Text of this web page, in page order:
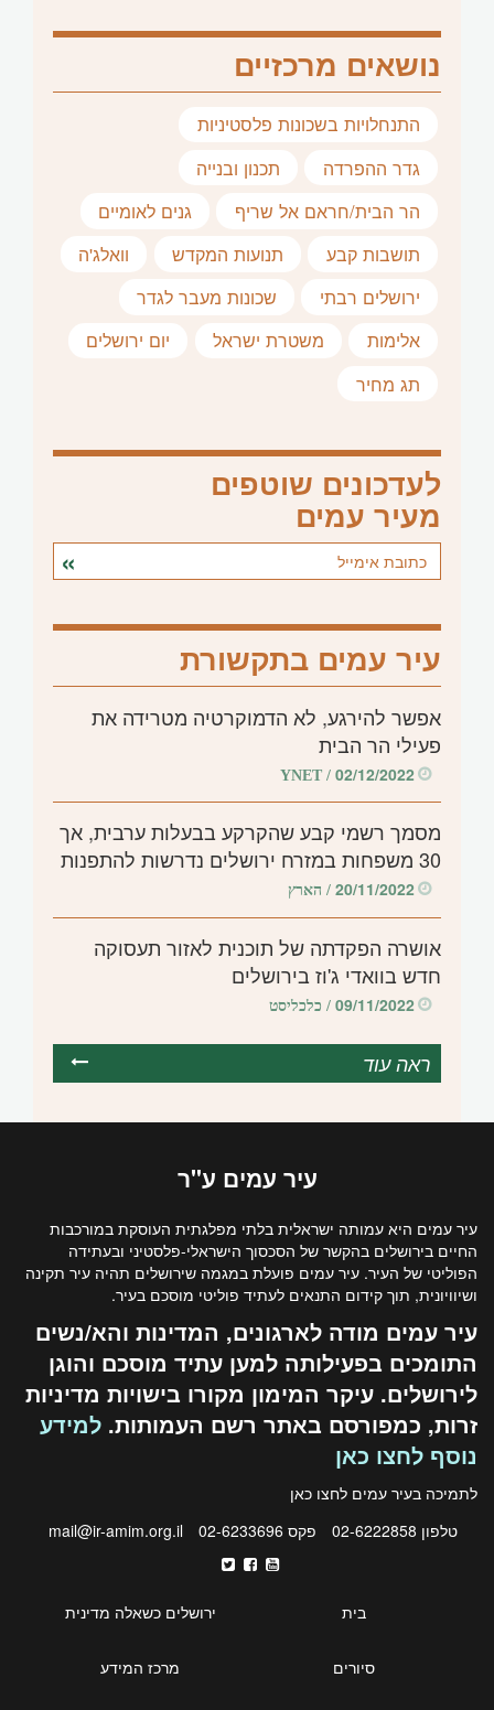
נושאים מרכזיים
התנחלויות בשכונות פלסטיניות
גדר ההפרדה
תכנון ובנייה
הר הבית/חראם אל שריף
גנים לאומיים
תושבות קבע
תנועות המקדש
וואלג'ה
ירושלים רבתי
שכונות מעבר לגדר
אלימות
משטרת ישראל
יום ירושלים
תג מחיר
לעדכונים שוטפים
מעיר עמים
עיר עמים בתקשורת
אפשר להירגע, לא הדמוקרטיה מטרידה את
פעילי הר הבית
02/12/2022
/ YNET
מסמך רשמי קבע שהקרקע בבעלות ערבית, אך
30 משפחות במזרח ירושלים נדרשות להתפנות
20/11/2022/ הארץ
אושרה הפקדתה של תוכנית לאזור תעסוקה
חדש בוואדי ג'וז בירושלים
09/11/2022/ כלכליסט
ראה עוד
עיר עמים ע"ר
עיר עמים היא עמותה ישראלית בלתי מפלגתית העוסקת במורכבות
החיים בירושלים בהקשר של הסכסוך הישראלי-פלסטיני ובעתידה
הפוליטי של העיר. עיר עמים פועלת במגמה שירושלים תהיה עיר תקינה
ושיוויונית, תוך קידום התנאים לעתיד פוליטי מוסכם בעיר.
עיר עמים מודה לארגונים, המדינות והא/נשים
התומכים בפעילותה למען עתיד מוסכם והוגן
לירושלים. עיקר המימון מקורו בישויות מדיניות
זרות, כמפורסם באתר רשם העמותות. למידע
נוסף לחצו כאן
לתמיכה בעיר עמים לחצו כאן
טלפון 02-6222858
פקס 02-6233696 mail@ir-amim.org.il
בית ירושלים כשאלה מדינית
סיורים מרכז המידע